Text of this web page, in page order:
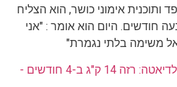
ותוכנית אימוני כושר, הוא הצליח
ק"ג בארבעה חודשים. היום הוא אומר : "אני
משימה בלתי נגמרת"
ynet מדד ניב גלבוע לדיאטה: רזה 14 ק"ג ב-4 חודשים -